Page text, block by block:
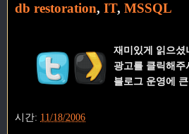
db restoration, IT, MSSQL
재미있게 읽으셨
광고를 클릭해주
블로그 운영에
시간: 11/18/2006